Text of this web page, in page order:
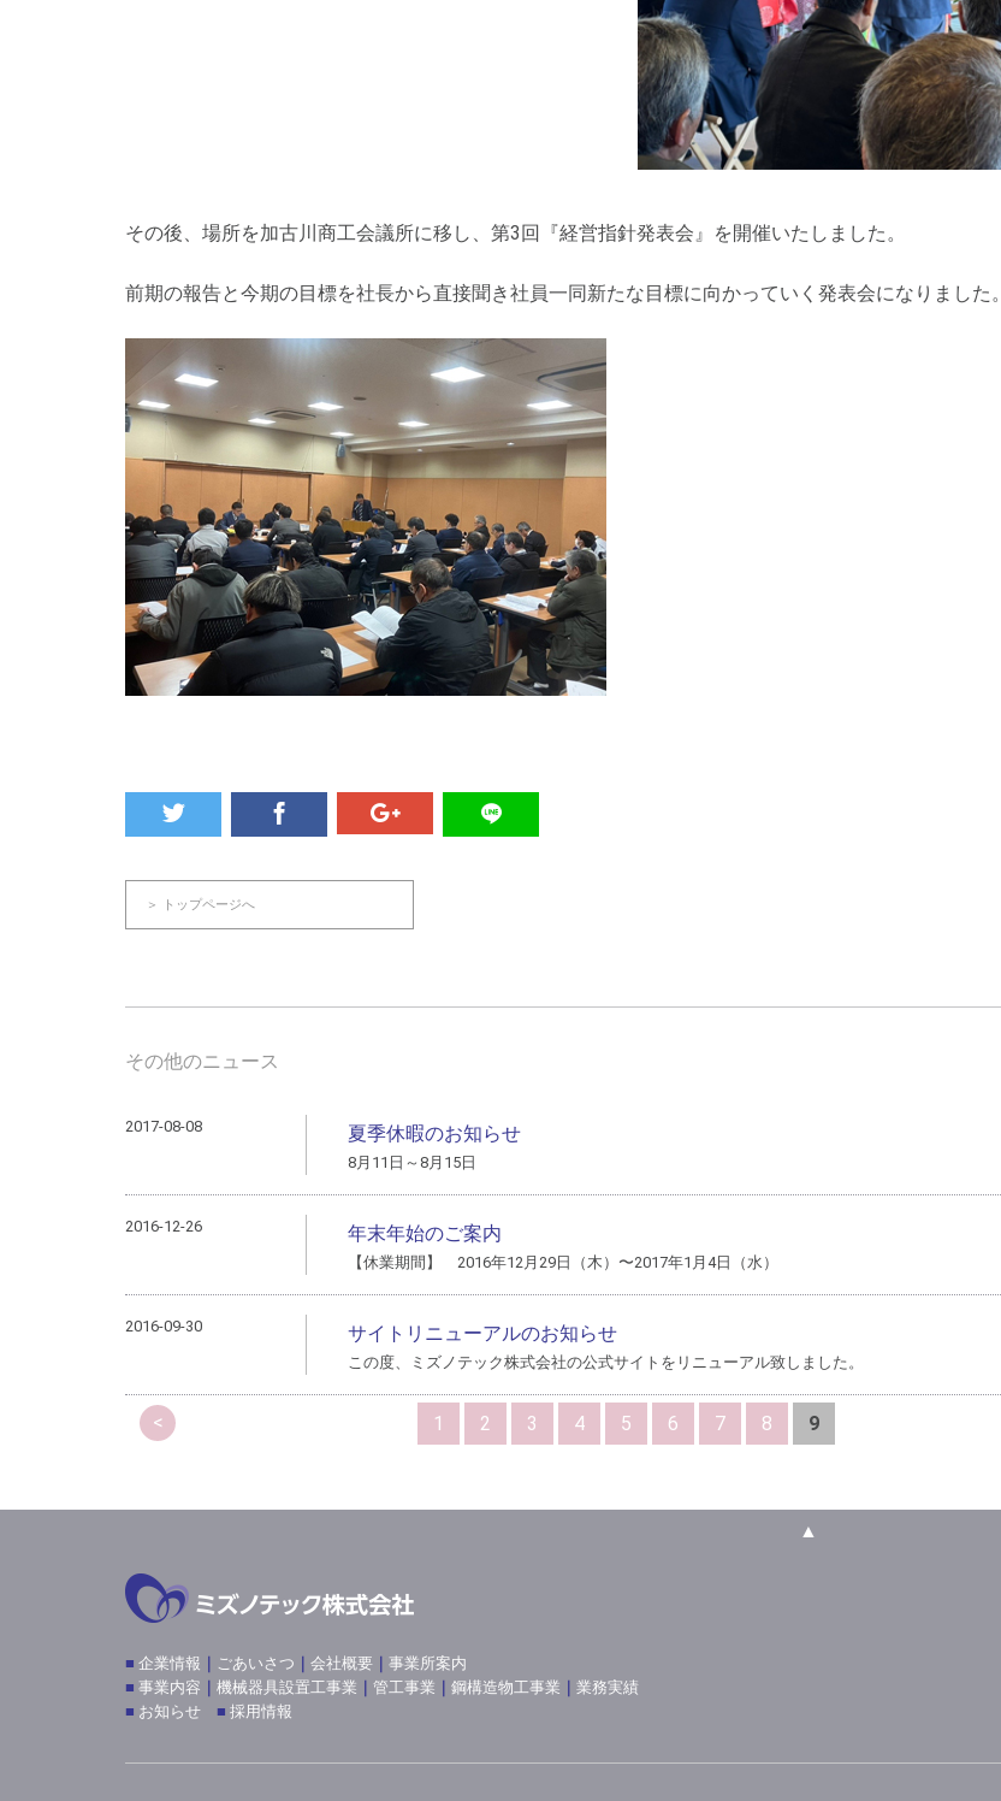
その後、場所を加古川商工会議所に移し、第3回『経営指針発表会』を開催いたしました。
前期の報告と今期の目標を社長から直接聞き社員一同新たな目標に向かっていく発表会になりました。
＞ トップページへ
その他のニュース
2017-08-08 夏季休暇のお知らせ
8月11日～8月15日
2016-12-26 年末年始のご案内
【休業期間】 2016年12月29日（木）〜2017年1月4日（水）
2016-09-30 サイトリニューアルのお知らせ
この度、ミズノテック株式会社の公式サイトをリニューアル致しました。
< 1 2 3 4 5 6 7 8 9
▲
■ 企業情報 ｜ ごあいさつ ｜ 会社概要 ｜ 事業所案内
■ 事業内容 ｜ 機械器具設置工事業 ｜ 管工事業 ｜ 鋼構造物工事業 ｜ 業務実績
■ お知らせ ■ 採用情報